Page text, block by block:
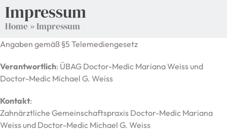
Impressum
Home »Impressum
Angaben gemäß §5 Telemediengesetz
Verantwortlich: ÜBAG Doctor-Medic Mariana Weiss und
Doctor-Medic Michael G. Weiss
Kontakt:
Zahnärztliche Gemeinschaftspraxis Doctor-Medic Mariana
Weiss und Doctor-Medic Michael G. Weiss